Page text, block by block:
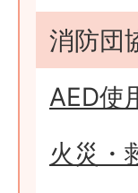
消防団
AED使
火災・